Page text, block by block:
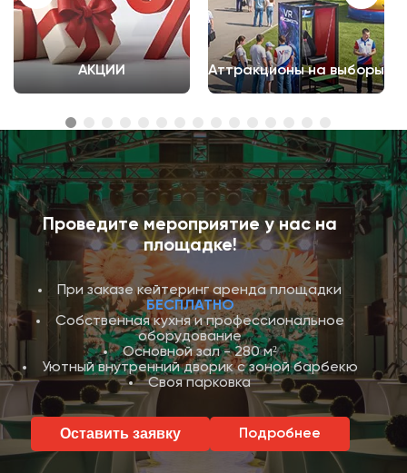
АКЦИИ Аттракционы на выборы
Проведите мероприятие у нас на
площадке!
При заказе кейтеринг аренда площадки
БЕСПЛАТНО
Собственная кухня и профессиональное
оборудование
Основной зал - 280 м²
Уютный внутренний дворик с зоной барбекю
Своя парковка
Оставить заявку Подробнее